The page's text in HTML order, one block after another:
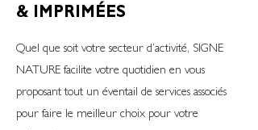
& IMPRIMÉES
Quel que soit votre secteur d’activité, SIGNE
NATURE facilite votre quotidien en vous
proposant tout un éventail de services associés
pour faire le meilleur choix pour votre